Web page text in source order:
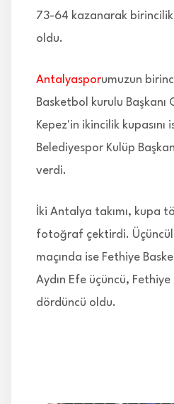
73-64 kazanarak birincilik
oldu.
Antalyasporumuzun
Basketbol kurulu Başkanı
Kepez'in ikincilik kupasını
Belediyespor Kulüp
verdi.
İki Antalya takımı, kupa
fotoğraf çektirdi.
maçında ise Fethiye
Aydın Efe üçüncü,
dördüncü oldu.